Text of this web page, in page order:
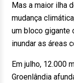
Mas a maior ilha
mudança
um bloco gigante
inundar as áreas
Em julho, 12.000
Groenlândia